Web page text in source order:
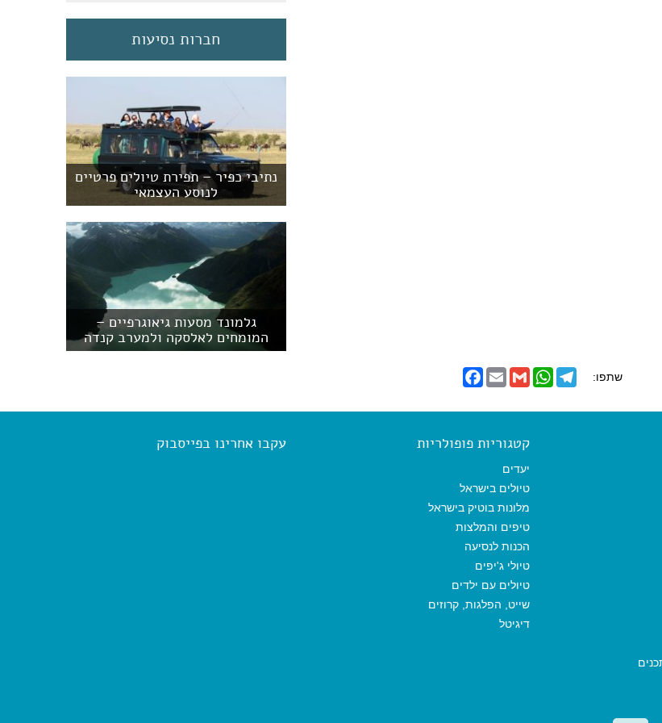
חברות נסיעות
נתיבי כפיר – תפירת טיולים פרטיים
לנוסע העצמאי
גלמונד מסעות גיאוגרפיים –
המומחים לאלסקה ולמערב קנדה
שתפו:
F
a
e
o
o
E
m
i
G
m
i
W
h
t
T
e
e
קטגוריות פופולריות
יעדים
טיולים בישראל
מלונות בוטיק בישראל
טיפים והמלצות
הכנות לנסיעה
טיולי ג'יפים
טיולים עם ילדים
שייט, הפלגות, קרוזים
דיגיטל
עקבו אחרינו בפייסבוק